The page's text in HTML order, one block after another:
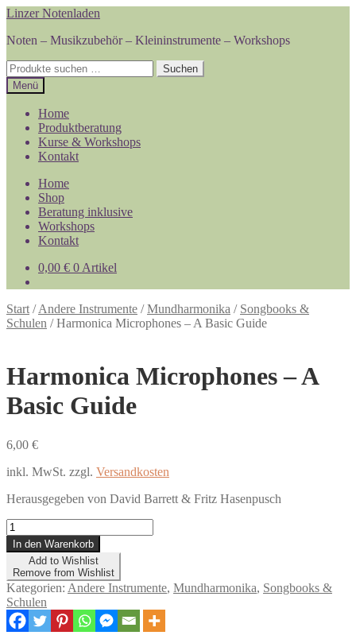
Zur
springen
Zum
springen
Linzer Notenladen
Noten – Musikzubehör – Kleininstrumente – Workshops
Suchen
nach:
Suchen
Menü
Home
Produktberatung
Kurse & Workshops
Kontakt
Home
Shop
Beratung inklusive
Workshops
Kontakt
0,00 € 0 Artikel
Start /Andere Instrumente /Mundharmonika / Songbooks &
Schulen /Harmonica Microphones – A Basic Guide
Harmonica Microphones – A
Basic Guide
6,00 €
inkl. MwSt. zzgl. Versandkosten
Herausgegeben von David Barrett & Fritz Hasenpusch
Harmonica
Microphones
-
A
Basic
Guide
Menge
In den Warenkorb
Add to Wishlist
Remove from Wishlist
Kategorien: Andere Instrumente, Mundharmonika, Songbooks &
Schulen